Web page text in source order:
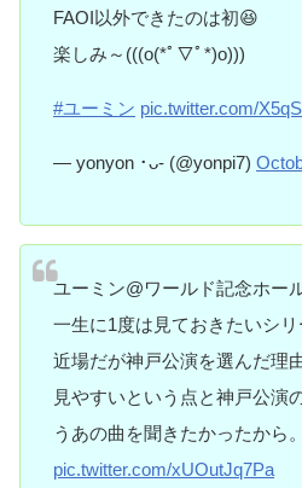
FAOI以外できたのは初😆
楽しみ～(((o(*ﾟ▽ﾟ*)o)))
#ユーミン pic.twitter.com/
— yonyon ･ᴗ- (@yonpi7)
ユーミン@ワールド記念ホール
一生に1度は見ておきたいシ
近場だが神戸公演を選んだ理
見やすいという点と神戸公演
うあの曲を聞きたかったから。
pic.twitter.com/xUOutJq7Pa